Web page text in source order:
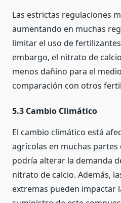
Las estrictas regulaciones
aumentando en muchas
limitar el uso de
embargo, el nitrato de
menos dañino para el
comparación con otros
5.3 Cambio Climático
El cambio climático está
agrícolas en muchas
podría alterar la demanda
nitrato de calcio. Además,
extremas pueden impactar